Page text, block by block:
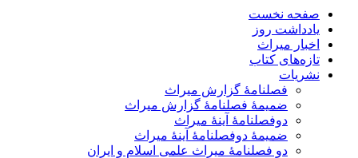
صفحه نخست
یادداشت روز
اخبار میراث
تازه‌های کتاب
نشریات
فصلنامۀ گزارش میراث
ضمیمۀ فصلنامۀ گزارش میراث
دوفصلنامۀ آینۀ میراث
ضمیمۀ دوفصلنامۀ آینۀ میراث
دو فصلنامۀ میراث علمی اسلام و ایران